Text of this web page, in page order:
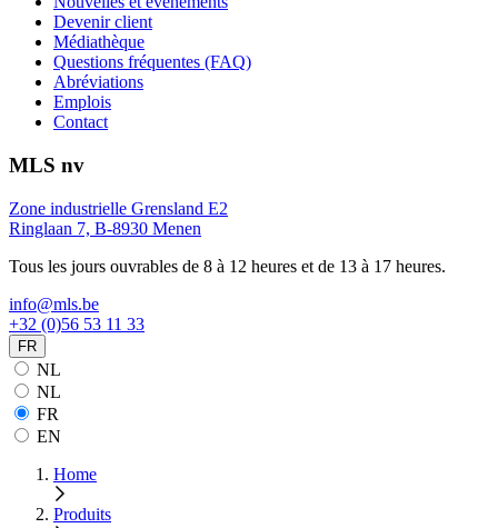
Devenir client
Médiathèque
Questions fréquentes (FAQ)
Abréviations
Emplois
Contact
MLS nv
Zone industrielle Grensland E2
Ringlaan 7, B-8930 Menen
Tous les jours ouvrables de 8 à 12 heures et de 13 à 17 heures.
info@mls.be
+32 (0)56 53 11 33
FR
NL
NL
FR
EN
Home
Produits